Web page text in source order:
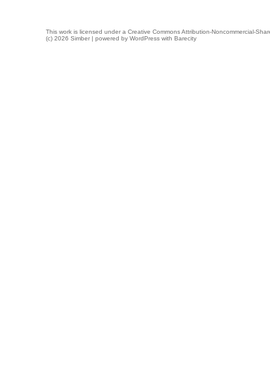
This work is licensed under a Creative Commons Attribution-Noncommercial-
(c) 2026 Simber | powered by WordPress with Barecity